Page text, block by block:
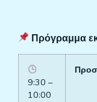
Πρόγραμμα
9:30 –
10:00